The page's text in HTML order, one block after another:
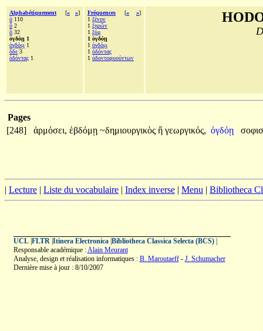
Alphabétiquement [« »]
ὁ 110
ὅ 2
ὃ 32
ὀγδόῃ 1
ὀγδόῳ 1
ὅδε 3
ὀδόντας 1
Fréquences [« »]
1 ξένον
1 ξηρῶν
1 ξύμ
1 ὀγδόῃ
1 ὀγδόῳ
1 ὀδόντας
1 ὀδοντοφυούντων
Pages
[248]
ἁρμόσει, ἑβδόμῃ ~δημιουργικὸς ἢ γεωργικός, ὀγδόῃ
| Lecture | Liste du vocabulaire | Index inverse | Menu | Bibliotheca
UCL| FLTR| Itinera Electronica| Bibliotheca Classica Selecta (BCS)|
Responsable académique :Alain Meurant
Analyse, design et réalisation informatiques : B. Maroutaeff- J. Schumacher
Dernière mise à jour : 8/10/2007